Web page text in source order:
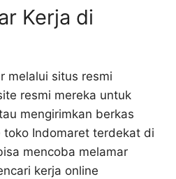
Kerja di
melalui situs resmi
resmi mereka untuk
mengirimkan berkas
toko Indomaret terdekat di
mencoba melamar
kerja online